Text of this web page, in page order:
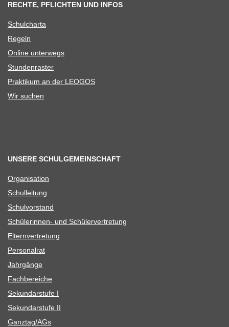
RECHTE, PFLICHTEN UND INFOS
Schul­charta
Regeln
Online unter­wegs
Stun­den­ras­ter
Prak­ti­kum an der LEOGOS
Wir suchen
UNSERE SCHULGEMEINSCHAFT
Orga­ni­sa­tion
Schul­lei­tung
Schul­vor­stand
Schü­le­rin­nen- und Schülervertretung
Eltern­ver­tre­tung
Per­so­nal­rat
Jahr­gänge
Fach­be­rei­che
Sekun­dar­stufe I
Sekun­dar­stufe II
Ganztag/​​AGs